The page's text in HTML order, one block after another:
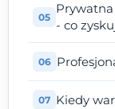
- co
Kiedy